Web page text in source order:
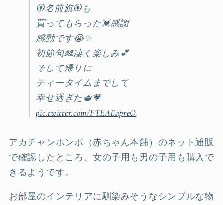
🏵名前旗🏵も
買ってもらった💓感謝
感動です😭✨
初節句🎎凄く楽しみ💕
そして帰りに
ティータイムまでして
幸せ過ぎた🫖💗
pic.twitter.com/FTEAEapreO
アカチャンホンポ（赤ちゃん本舗）のネット通販
で確認したところ、女の子用も男の子用も購入で
きるようです。
お部屋のインテリアに馴染みそうなシンプルな物